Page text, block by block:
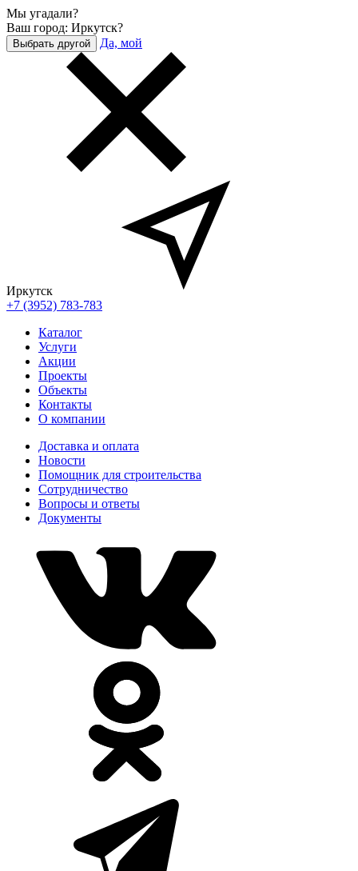
Мы угадали?
Ваш город: Иркутск?
Выбрать другой Да, мой
Иркутск
+7 (3952) 783-783
Каталог
Услуги
Акции
Проекты
Объекты
Контакты
О компании
Доставка и оплата
Новости
Помощник для строительства
Сотрудничество
Вопросы и ответы
Документы